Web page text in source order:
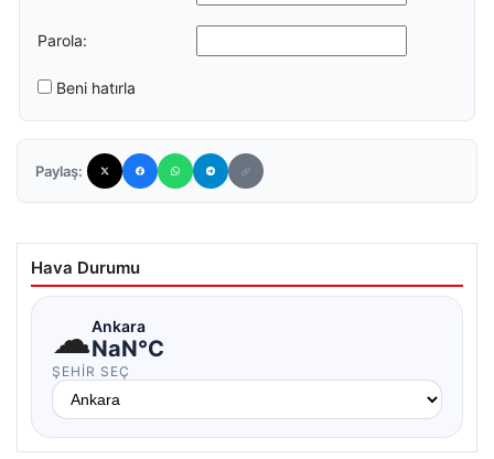
Parola:
Beni hatırla
Paylaş:
Hava Durumu
☁Ankara
NaN°C
ŞEHIR SEÇ